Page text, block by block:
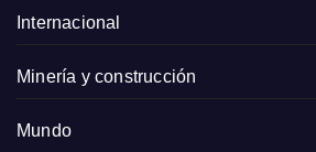
Internacional
Minería y construcción
Mundo